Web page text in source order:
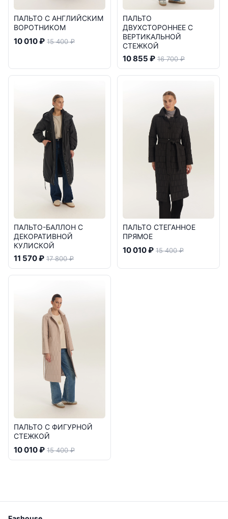
ПАЛЬТО С АНГЛИЙСКИМ
ВОРОТНИКОМ
10 010 ₽ 15 400 ₽
ПАЛЬТО
ДВУХСТОРОННЕЕ С
ВЕРТИКАЛЬНОЙ
СТЕЖКОЙ
10 855 ₽ 16 700 ₽
ПАЛЬТО-БАЛЛОН С
ДЕКОРАТИВНОЙ
КУЛИСКОЙ
11 570 ₽ 17 800 ₽
ПАЛЬТО СТЕГАННОЕ
ПРЯМОЕ
10 010 ₽ 15 400 ₽
ПАЛЬТО С ФИГУРНОЙ
СТЕЖКОЙ
10 010 ₽ 15 400 ₽